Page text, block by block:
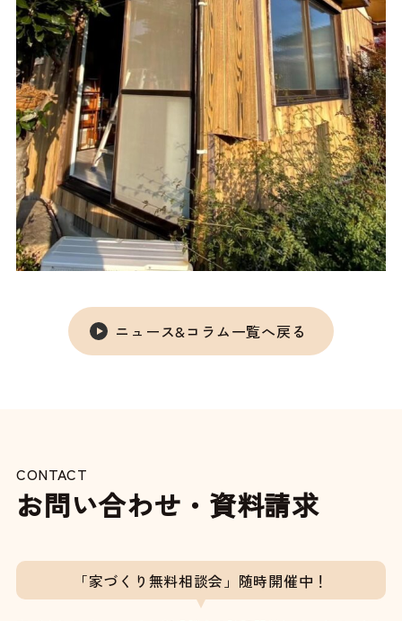
ニュース&コラム一覧へ戻る
CONTACT
お問い合わせ・資料請求
「家づくり無料相談会」随時開催中！